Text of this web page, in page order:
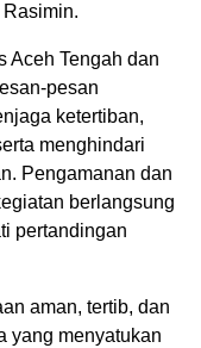
Rasimin.
Aceh Tengah dan
pesan
ketertiban,
menghindari
Pengamanan dan
berlangsung
pertandingan
aman, tertib, dan
yang menyatukan